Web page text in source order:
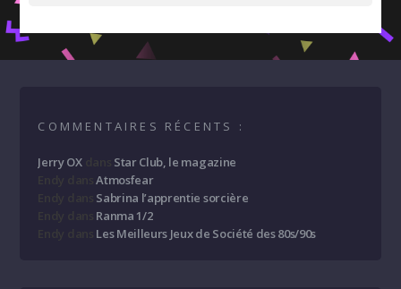
COMMENTAIRES RÉCENTS :
Jerry OXdans Star Club, le magazine
dansAtmosfear
Sabrina l’apprentie sorcière
Ranma 1/2
Les Meilleurs Jeux de Société des 80s/90s